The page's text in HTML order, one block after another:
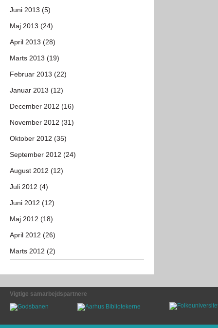
Juni 2013 (5)
Maj 2013 (24)
April 2013 (28)
Marts 2013 (19)
Februar 2013 (22)
Januar 2013 (12)
December 2012 (16)
November 2012 (31)
Oktober 2012 (35)
September 2012 (24)
August 2012 (12)
Juli 2012 (4)
Juni 2012 (12)
Maj 2012 (18)
April 2012 (26)
Marts 2012 (2)
Vigtige samarbejdspartnere